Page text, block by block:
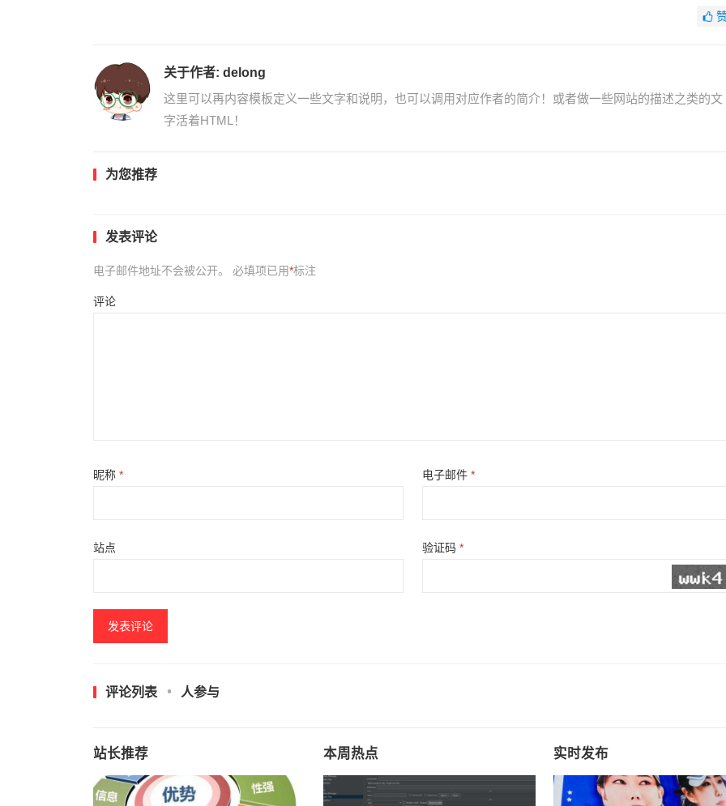
关于作者: delong
这里可以再内容模板定义一些文字和说明，也可以调用对应作者的简介！或者做一些网站的描述之类的文
字活着HTML！
为您推荐
发表评论
电子邮件地址不会被公开。 必填项已用*标注
评论
昵称 * 电子邮件*
站点 验证码*
评论列表 人参与
站长推荐 本周热点 实时发布